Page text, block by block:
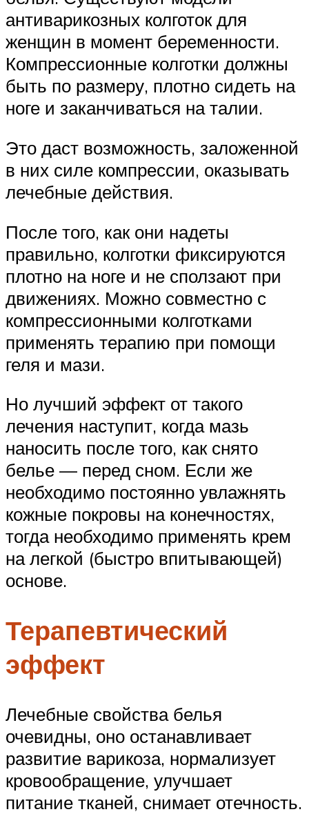
антиварикозных колготок для
женщин в момент беременности.
Компрессионные колготки должны
быть по размеру, плотно сидеть на
ноге и заканчиваться на талии.
Это даст возможность, заложенной
в них силе компрессии, оказывать
лечебные действия.
После того, как они надеты
правильно, колготки фиксируются
плотно на ноге и не сползают при
движениях. Можно совместно с
компрессионными колготками
применять терапию при помощи
геля и мази.
Но лучший эффект от такого
лечения наступит, когда мазь
наносить после того, как снято
белье — перед сном. Если же
необходимо постоянно увлажнять
кожные покровы на конечностях,
тогда необходимо применять крем
на легкой (быстро впитывающей)
основе.
Терапевтический
эффект
Лечебные свойства белья
очевидны, оно останавливает
развитие варикоза, нормализует
кровообращение, улучшает
питание тканей, снимает отечность.